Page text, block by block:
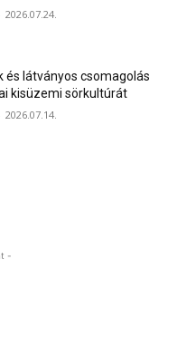
2026.07.24.
és látványos csomagolás
kisüzemi sörkultúrát
2026.07.14.
-